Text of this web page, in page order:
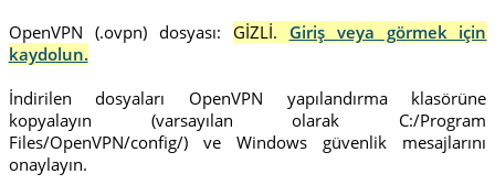
OpenVPN (.ovpn) dosyası:
GİZLİ. Giriş veya görmek için
kaydolun.
İndirilen dosyaları OpenVPN yapılandırma klasörüne
kopyalayın (varsayılan olarak C:/Program
Files/OpenVPN/config/) ve Windows güvenlik mesajlarını
onaylayın.